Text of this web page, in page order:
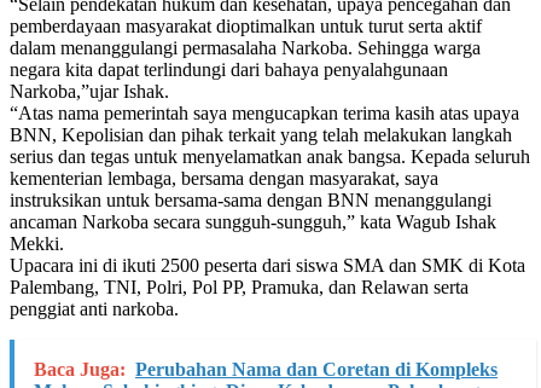
pemberdayaan masyarakat dioptimalkan untuk turut serta aktif
dalam menanggulangi permasalaha Narkoba. Sehingga warga
negara kita dapat terlindungi dari bahaya penyalahgunaan
Narkoba,”ujar Ishak.
“Atas nama pemerintah saya mengucapkan terima kasih atas upaya
BNN, Kepolisian dan pihak terkait yang telah melakukan langkah
serius dan tegas untuk menyelamatkan anak bangsa. Kepada seluruh
kementerian lembaga, bersama dengan masyarakat, saya
instruksikan untuk bersama-sama dengan BNN menanggulangi
ancaman Narkoba secara sungguh-sungguh,” kata Wagub Ishak
Mekki.
Upacara ini di ikuti 2500 peserta dari siswa SMA dan SMK di Kota
Palembang, TNI, Polri, Pol PP, Pramuka, dan Relawan serta
penggiat anti narkoba.
Baca Juga: Perubahan Nama dan Coretan di Kompleks